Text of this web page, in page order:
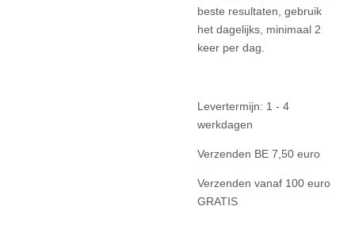
beste resultaten, gebruik
het dagelijks, minimaal 2
keer per dag.
Levertermijn: 1 - 4
werkdagen
Verzenden BE 7,50 euro
Verzenden vanaf 100 euro
GRATIS